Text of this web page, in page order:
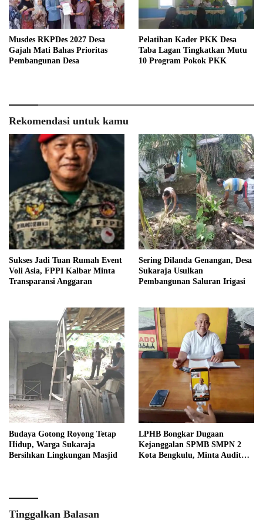
Musdes RKPDes 2027 Desa
Gajah Mati Bahas Prioritas
Pembangunan Desa
Pelatihan Kader PKK Desa
Taba Lagan Tingkatkan Mutu
10 Program Pokok PKK
Rekomendasi untuk kamu
Sukses Jadi Tuan Rumah Event
Voli Asia, FPPI Kalbar Minta
Transparansi Anggaran
Sering Dilanda Genangan, Desa
Sukaraja Usulkan
Pembangunan Saluran Irigasi
Budaya Gotong Royong Tetap
Hidup, Warga Sukaraja
Bersihkan Lingkungan Masjid
LPHB Bongkar Dugaan
Kejanggalan SPMB SMPN 2
Kota Bengkulu, Minta Audit
Tinggalkan Balasan